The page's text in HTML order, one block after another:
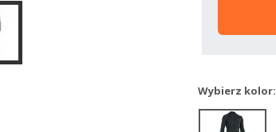
Wybierz kolor: